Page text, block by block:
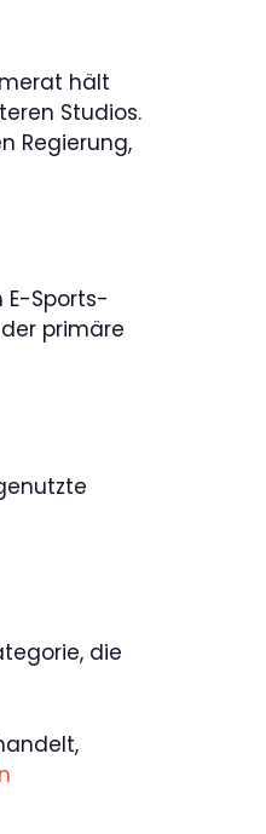
hält
Studios.
Regierung,
Sports-
primäre
die